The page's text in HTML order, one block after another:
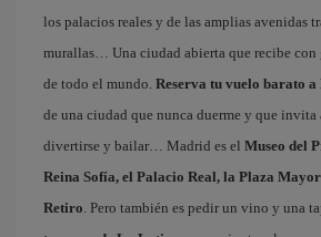
los palacios reales y de las amplias avenidas
murallas… Una ciudad abierta que recibe con
de todo el mundo. Reserva tu vuelo barato
de una ciudad que nunca duerme y que invita
divertirse y bailar… Madrid es el Museo del
Reina Sofía, el Palacio Real, la Plaza
Retiro. Pero también es pedir un vino y una